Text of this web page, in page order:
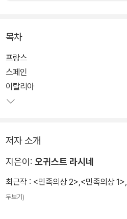
목차
프랑스
스페인
이탈리아
저자 소개
지은이: 오귀스트 라시네
최근작 : <민족의상 2>,<민족의상 1>,
두보기)